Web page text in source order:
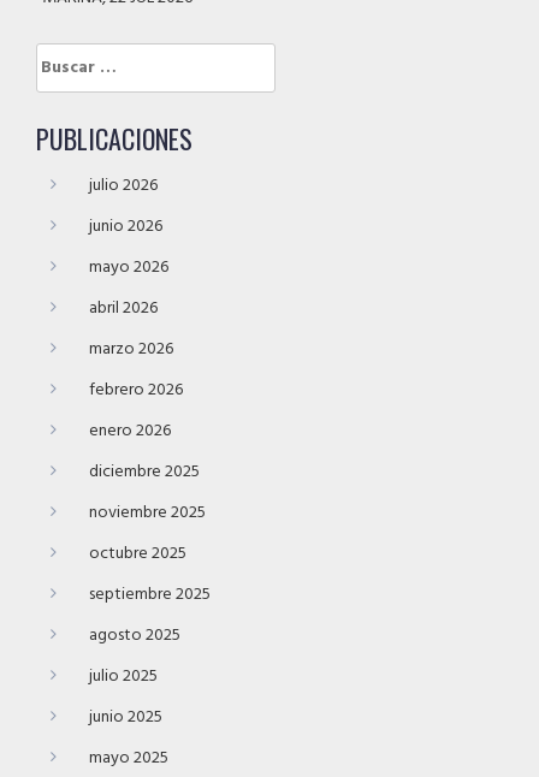
Buscar:
PUBLICACIONES
julio 2026
junio 2026
mayo 2026
abril 2026
marzo 2026
febrero 2026
enero 2026
diciembre 2025
noviembre 2025
octubre 2025
septiembre 2025
agosto 2025
julio 2025
junio 2025
mayo 2025